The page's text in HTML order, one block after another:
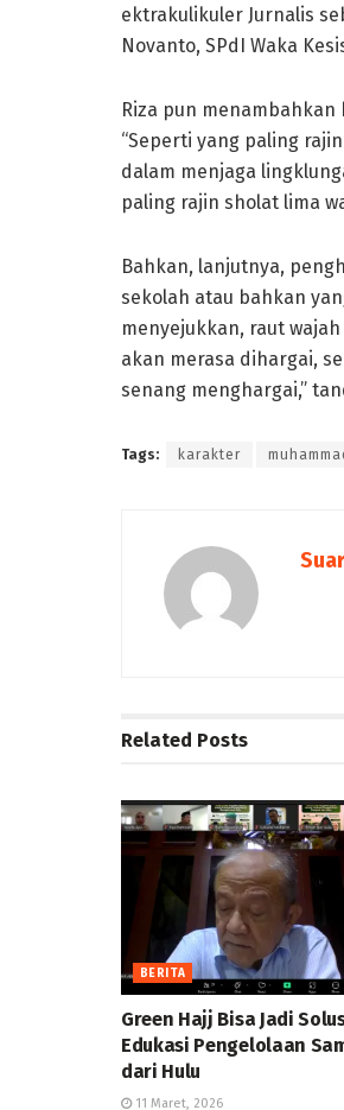
ektrakulikuler Jurnalis
Novanto, SPdI Waka
Riza pun menambahkan
“Seperti yang paling
dalam menjaga
paling rajin sholat lima
Bahkan, lanjutnya,
sekolah atau bahkan
menyejukkan, raut
akan merasa dihargai,
senang menghargai,”
Tags: karakter
Related Posts
BERITA
Green Hajj Bisa Jadi
Edukasi Pengelolaan
dari Hulu
11 Maret, 2026